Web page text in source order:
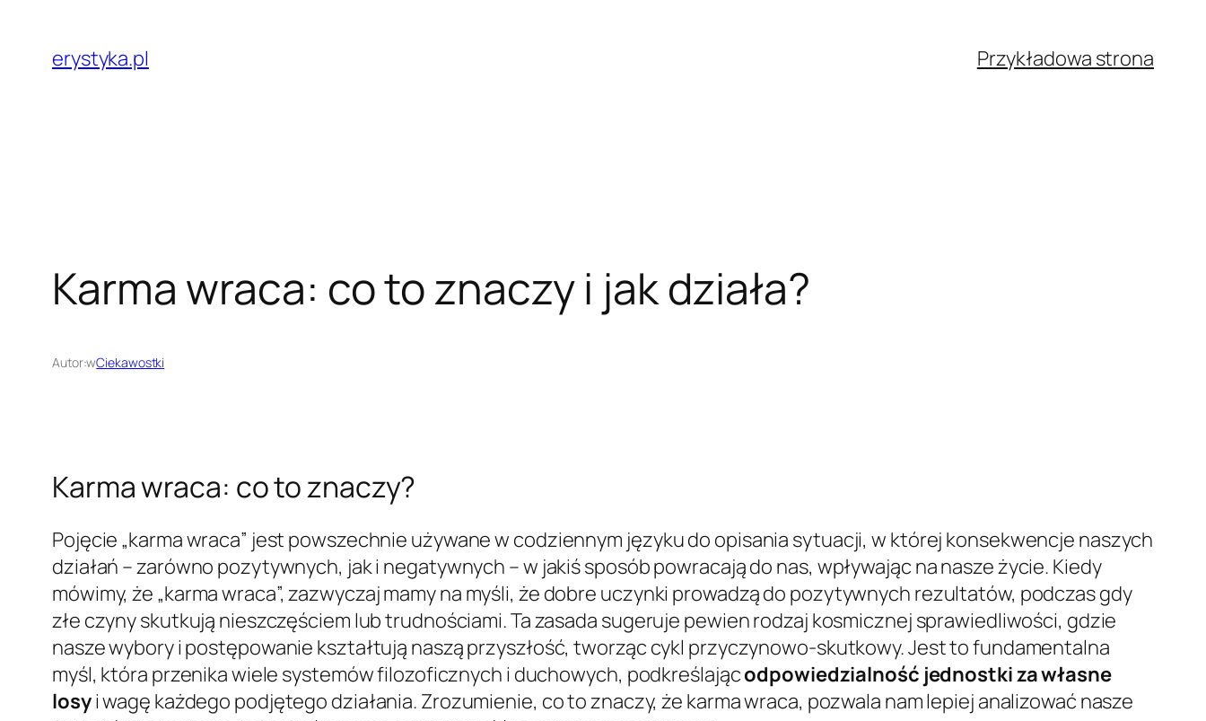
treści
erystyka.pl Przykładowa strona
Karma wraca: co to znaczy i jak działa?
Autor:wCiekawostki
Karma wraca: co to znaczy?
Pojęcie „karma wraca” jest powszechnie używane w codziennym języku do opisania sytuacji, w której konsekwencje naszych
działań – zarówno pozytywnych, jak i negatywnych – w jakiś sposób powracają do nas, wpływając na nasze życie. Kiedy
mówimy, że „karma wraca”, zazwyczaj mamy na myśli, że dobre uczynki prowadzą do pozytywnych rezultatów, podczas gdy
złe czyny skutkują nieszczęściem lub trudnościami. Ta zasada sugeruje pewien rodzaj kosmicznej sprawiedliwości, gdzie
nasze wybory i postępowanie kształtują naszą przyszłość, tworząc cykl przyczynowo-skutkowy. Jest to fundamentalna
myśl, która przenika wiele systemów filozoficznych i duchowych, podkreślającodpowiedzialność jednostki za własne
losyi wagę każdego podjętego działania. Zrozumienie, co to znaczy, że karma wraca, pozwala nam lepiej analizować nasze